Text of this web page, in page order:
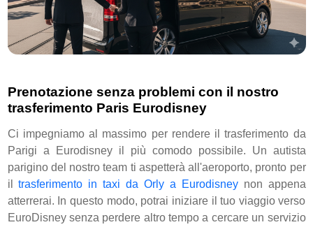
Prenotazione senza problemi con il nostro
trasferimento Paris Eurodisney
Ci impegniamo al massimo per rendere il trasferimento da
Parigi a Eurodisney il più comodo possibile. Un autista
parigino del nostro team ti aspetterà all'aeroporto, pronto per
iltrasferimento in taxi da Orly a Eurodisneynon appena
atterrerai. In questo modo, potrai iniziare il tuo viaggio verso
EuroDisney senza perdere altro tempo a cercare un servizio